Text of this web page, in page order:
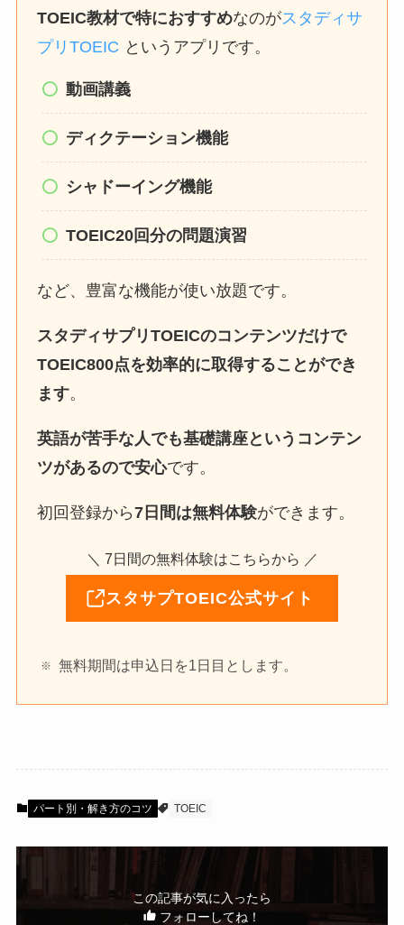
TOEIC教材で特におすすめなのがスタディサ
プリTOEIC というアプリです。
動画講義
ディクテーション機能
シャドーイング機能
TOEIC20回分の問題演習
など、豊富な機能が使い放題です。
スタディサプリTOEICのコンテンツだけで
TOEIC800点を効率的に取得することができ
ます。
英語が苦手な人でも基礎講座というコンテン
ツがあるので安心です。
初回登録から7日間は無料体験ができます。
＼ 7日間の無料体験はこちらから ／
スタサプTOEIC公式サイト
無料期間は申込日を1日目とします。
パート別・解き方のコツ TOEIC
この記事が気に入ったら
フォローしてね！